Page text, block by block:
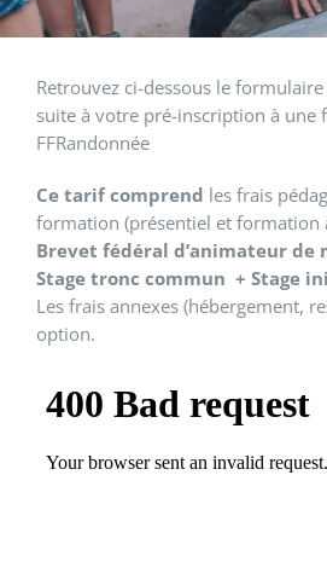
Retrouvez ci-dessous le
suite à votre pré-inscription à une
FFRandonnée
Ce tarif comprend les frais
formation (présentiel et formation
Brevet fédéral d’animateur de
Stage tronc commun + Stage
Les frais annexes (hébergement,
option.